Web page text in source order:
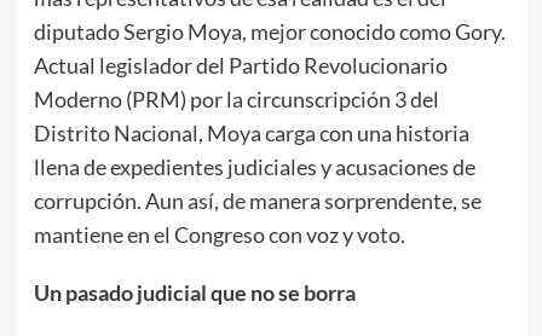
diputado Sergio Moya, mejor conocido como Gory.
Actual legislador del Partido Revolucionario
Moderno (PRM) por la circunscripción 3 del
Distrito Nacional, Moya carga con una historia
llena de expedientes judiciales y acusaciones de
corrupción. Aun así, de manera sorprendente, se
mantiene en el Congreso con voz y voto.
Un pasado judicial que no se borra